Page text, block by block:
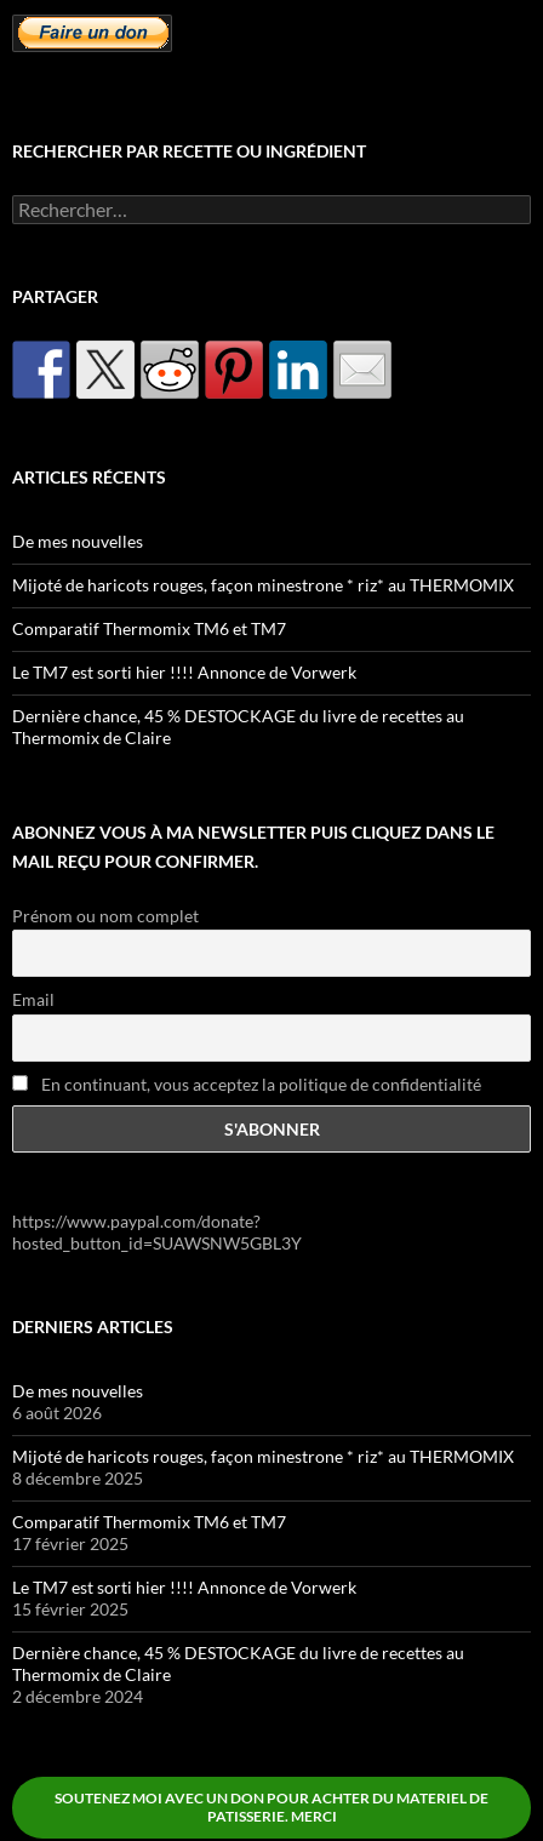
RECHERCHER PAR RECETTE OU INGRÉDIENT
Rechercher :
PARTAGER
ARTICLES RÉCENTS
De mes nouvelles
Mijoté de haricots rouges, façon minestrone * riz* au THERMOMIX
Comparatif Thermomix TM6 et TM7
Le TM7 est sorti hier !!!! Annonce de Vorwerk
Dernière chance, 45 % DESTOCKAGE du livre de recettes au
Thermomix de Claire
ABONNEZ VOUS À MA NEWSLETTER PUIS CLIQUEZ DANS LE
MAIL REÇU POUR CONFIRMER.
Prénom ou nom complet
Email
En continuant, vous acceptez la politique de confidentialité
https://www.paypal.com/donate?
hosted_button_id=SUAWSNW5GBL3Y
DERNIERS ARTICLES
De mes nouvelles
6 août 2026
Mijoté de haricots rouges, façon minestrone * riz* au THERMOMIX
8 décembre 2025
Comparatif Thermomix TM6 et TM7
17 février 2025
Le TM7 est sorti hier !!!! Annonce de Vorwerk
15 février 2025
Dernière chance, 45 % DESTOCKAGE du livre de recettes au
Thermomix de Claire
2 décembre 2024
SOUTENEZ MOI AVEC UN DON POUR ACHTER DU MATERIEL DE
PATISSERIE. MERCI